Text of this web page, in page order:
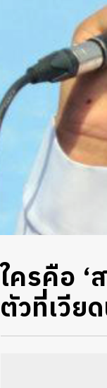
ใครคือ
ตัวที่เวีย